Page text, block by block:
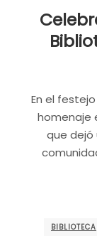
En el festejo
homenaje
que dejó
BIBLIOTECA